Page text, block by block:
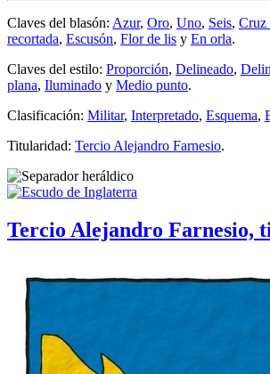
Claves del blasón: Azur, Oro, Uno, Seis, Cruz
recortada, Escusón, Flor de lis y En orla.
Claves del estilo: Proporción, Delineado,
plana, Iluminado y Medio punto.
Clasificación: Militar, Interpretado, Esquema,
Titularidad: Tercio Alejandro Farnesio.
Tercio Alejandro Farnesio,